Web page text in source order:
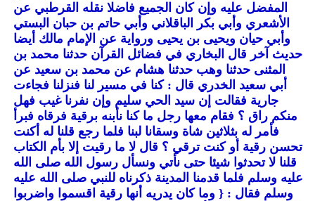
المفضل عليه وإن كان الجميع فاضلا نقله القرطبي عن
الأشعري وأبي بكر الباقلاني وأبي حاتم بن حبان البستي
وأبي حيان ويحيى بن يحيى ورواية عن الإمام مالك أيضا
حديث آخر قال البخاري في فضائل القرآن حدثنا محمد بن
المثنى حدثنا وهب حدثنا هشام عن محمد بن سعيد عن
أبي سعيد الخدري قال : كنا في مسير لنا فنزلنا فجاءت
جارية فقالت إن سيد الحي سليم وإن نفرنا غيب فهل
منكم راق ؟ فقام معها رجل ما كنا نأبنه برقية فرقاه فبرأ
فأمر له بثلاثين شاة وسقانا لبنا فلما رجع قلنا له أكنت
تحسن رقية أو كنت ترقي ؟ قال لا ما رقيت إلا بأم الكتاب
قلنا لا تحدثوا شيئا حتى نأتي ونسأل رسول الله صلى الله
عليه وسلم فلما قدمنا المدينة ذكرناه للنبي صلى الله عليه
وسلم فقال : { وما كان يدريه أنها رقية اقسموا واضربوا